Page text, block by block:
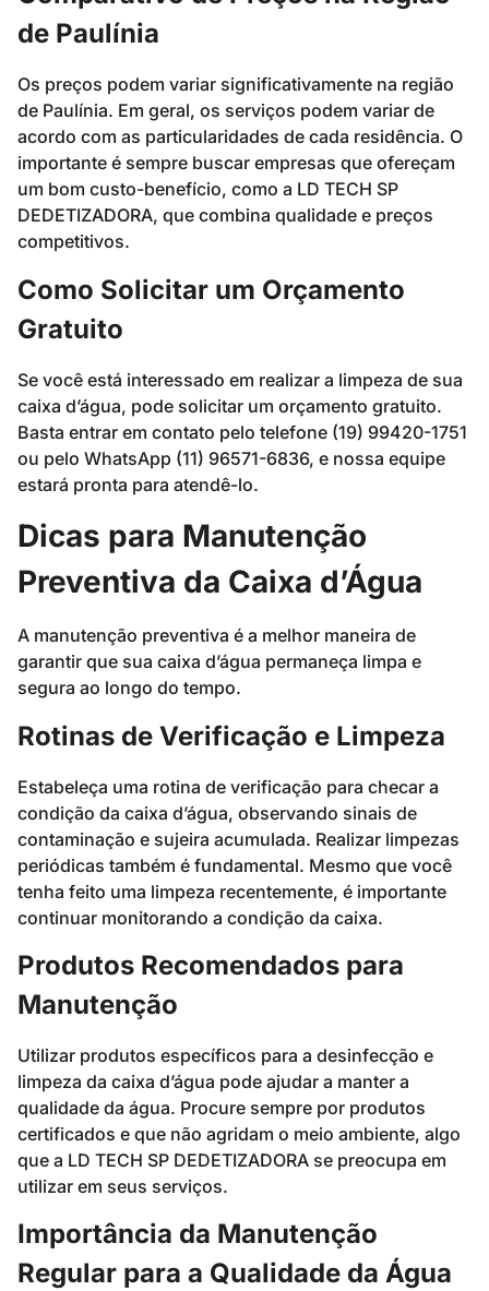
de Paulínia
Os preços podem variar significativamente na região
de Paulínia. Em geral, os serviços podem variar de
acordo com as particularidades de cada residência. O
importante é sempre buscar empresas que ofereçam
um bom custo-benefício, como a LD TECH SP
DEDETIZADORA, que combina qualidade e preços
competitivos.
Como Solicitar um Orçamento
Gratuito
Se você está interessado em realizar a limpeza de sua
caixa d’água, pode solicitar um orçamento gratuito.
Basta entrar em contato pelo telefone (19) 99420-1751
ou pelo WhatsApp (11) 96571-6836, e nossa equipe
estará pronta para atendê-lo.
Dicas para Manutenção
Preventiva da Caixa d’Água
A manutenção preventiva é a melhor maneira de
garantir que sua caixa d’água permaneça limpa e
segura ao longo do tempo.
Rotinas de Verificação e Limpeza
Estabeleça uma rotina de verificação para checar a
condição da caixa d’água, observando sinais de
contaminação e sujeira acumulada. Realizar limpezas
periódicas também é fundamental. Mesmo que você
tenha feito uma limpeza recentemente, é importante
continuar monitorando a condição da caixa.
Produtos Recomendados para
Manutenção
Utilizar produtos específicos para a desinfecção e
limpeza da caixa d’água pode ajudar a manter a
qualidade da água. Procure sempre por produtos
certificados e que não agridam o meio ambiente, algo
que a LD TECH SP DEDETIZADORA se preocupa em
utilizar em seus serviços.
Importância da Manutenção
Regular para a Qualidade da Água